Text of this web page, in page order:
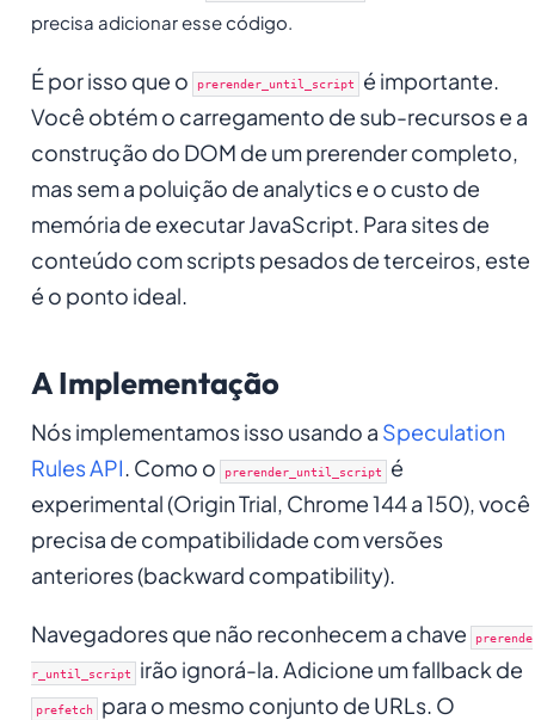
precisa adicionar esse código.
É por isso que o prerender_until_script é importante.
Você obtém o carregamento de sub-recursos e a
construção do DOM de um prerender completo,
mas sem a poluição de analytics e o custo de
memória de executar JavaScript. Para sites de
conteúdo com scripts pesados de terceiros, este
é o ponto ideal.
A Implementação
Nós implementamos isso usando a Speculation
Rules API. Como o prerender_until_script é
experimental (Origin Trial, Chrome 144 a 150), você
precisa de compatibilidade com versões
anteriores (backward compatibility).
Navegadores que não reconhecem a chave prerende
r_until_script irão ignorá-la. Adicione um fallback de
prefetch para o mesmo conjunto de URLs. O